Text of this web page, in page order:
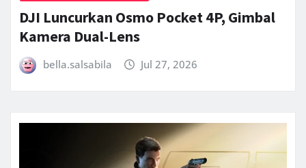
DJI Luncurkan Osmo Pocket 4P, Gimbal
Kamera Dual-Lens
bella.salsabila Jul 27, 2026